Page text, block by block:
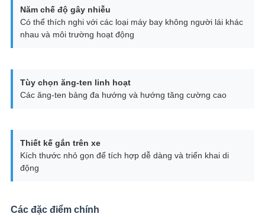
Năm chế độ gây nhiễu
Có thể thích nghi với các loại máy bay không người lái khác
nhau và môi trường hoạt động
Tùy chọn ăng-ten linh hoạt
Các ăng-ten bảng đa hướng và hướng tăng cường cao
Thiết kế gắn trên xe
Kích thước nhỏ gọn để tích hợp dễ dàng và triển khai di
động
Các đặc điểm chính